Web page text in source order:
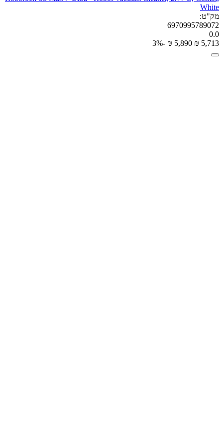
White
מק"ט:
6970995789072
0.0
₪ 5,713
₪ 5,890
-3%